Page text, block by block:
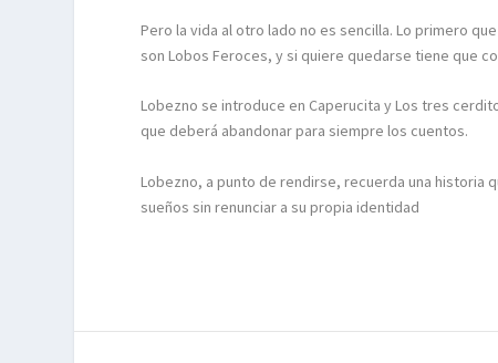
Pero la vida al otro lado no es sencilla. Lo primero
son Lobos Feroces, y si quiere quedarse tiene que
Lobezno se introduce en Caperucita y Los tres
que deberá abandonar para siempre los cuentos.
Lobezno, a punto de rendirse, recuerda una historia
sueños sin renunciar a su propia identidad